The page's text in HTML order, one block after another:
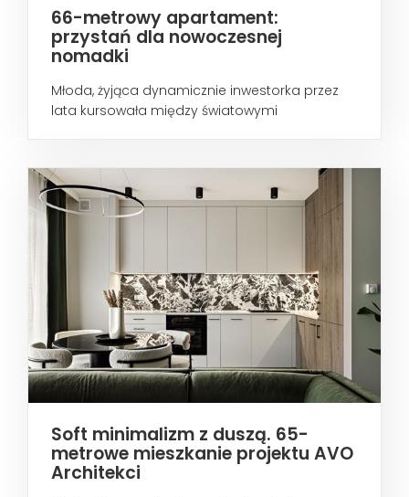
66-metrowy apartament:
przystań dla nowoczesnej
nomadki
Młoda, żyjąca dynamicznie inwestorka przez
lata kursowała między światowymi
Soft minimalizm z duszą. 65-
metrowe mieszkanie projektu AVO
Architekci